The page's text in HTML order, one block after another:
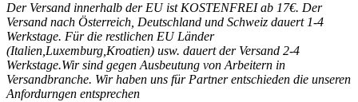
Der Versand innerhalb der EU ist KOSTENFREI ab 17€. Der
Versand nach Österreich, Deutschland und Schweiz dauert 1-4
Werkstage. Für die restlichen EU Länder
(Italien,Luxemburg,Kroatien) usw. dauert der Versand 2-4
Werkstage.Wir sind gegen Ausbeutung von Arbeitern in
Versandbranche. Wir haben uns für Partner entschieden die unseren
Anfordurngen entsprechen